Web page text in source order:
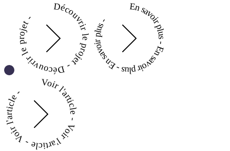
Découvrir le projet - Découvrir le projet -En savoir plus - En savoir plus - En savoir plus -
Voir l'article - Voir l'article - Voir l'article -